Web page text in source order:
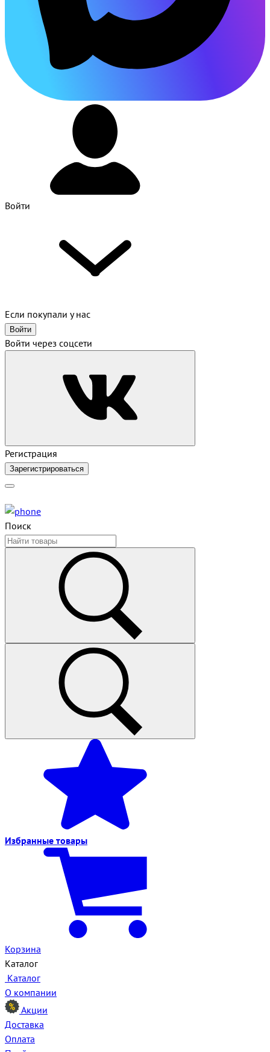
Войти
Если покупали у нас
Войти
Войти через соцсети
Регистрация
Зарегистрироваться
Поиск
Избранные товары
Корзина
Каталог
Каталог
О компании
Акции
Доставка
Оплата